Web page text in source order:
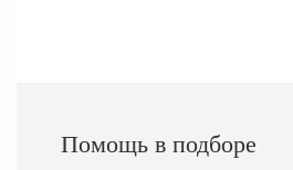
Помощь в подборе